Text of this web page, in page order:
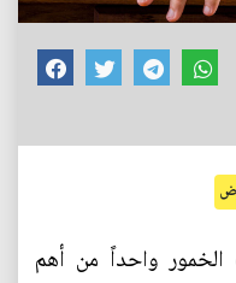
واحداً من أهم